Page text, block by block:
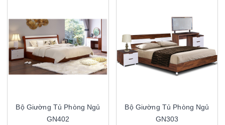
Bộ Giường Tủ Phòng Ngủ
GN402
Bộ Giường Tủ Phòng Ngủ
GN303